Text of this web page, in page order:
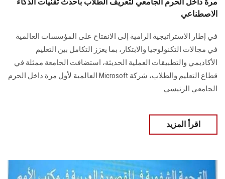
مرة داخل الحرم الجامعي لتعريف الطلاب بأحدث تقنيات الذكاء
الاصطناعي
في إطار الاستراتيجية الرامية إلى الانفتاح على المؤسسات العالمية
في مجالات التكنولوجيا والابتكار، بما يعزز التكامل بين التعليم
الأكاديمي والتطبيقات العملية الحديثة، استضافت الجامعة ممثلة في
قطاع التعليم والطلاب، شركة Microsoft العالمية لأول مرة داخل الحرم
الجامعي الرئيسي.
اقرأ المزيد